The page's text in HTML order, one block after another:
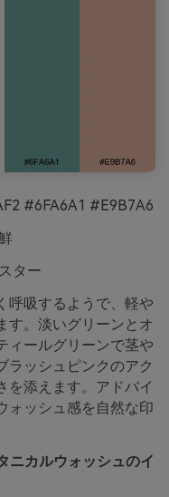
#6FA6A1 #E9B7A6
ター
呼吸するようで、軽や
す。淡いグリーンとオ
ィールグリーンで茎や
ラッシュピンクのアク
を添えます。アドバイ
ォッシュ感を自然な印
ニカルウォッシュのイ